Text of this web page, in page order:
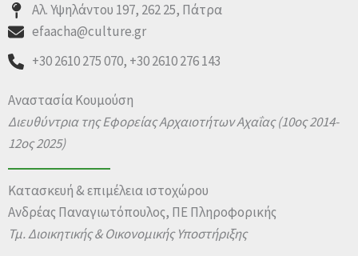
Αλ. Υψηλάντου 197, 262 25, Πάτρα
efaacha@culture.gr
+30 2610 275 070, +30 2610 276 143
Αναστασία Κουμούση
Διευθύντρια της Εφορείας Αρχαιοτήτων Αχαΐας (10ος 2014-
12ος 2025)
Κατασκευή & επιμέλεια ιστοχώρου
Ανδρέας Παναγιωτόπουλος, ΠΕ Πληροφορικής
Τμ. Διοικητικής & Οικονομικής Υποστήριξης